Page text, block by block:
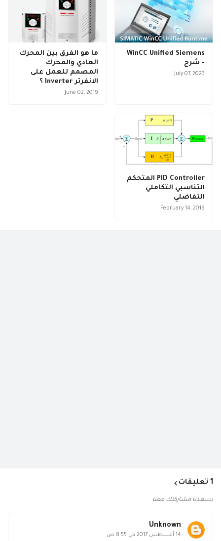
WinCC Unified Siemens
- شرح
July 07, 2023
ما هو الفرق بين المحرك
العادي والمحرك
المصمم للعمل على
الانفرتر Inverter ؟
June 02, 2019
PID Controller المتحكم
التناسبي التكاملي
التفاضلي
February 14, 2019
1 تعليقات
يسعدنا مشاركتك معنا
Unknown
14 أغسطس 2017 في 8:55 ص